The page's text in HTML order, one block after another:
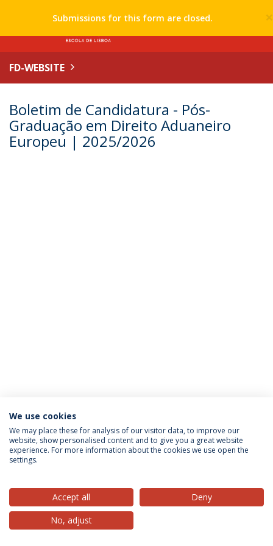
×
Submissions for this form are closed.
FD-WEBSITE
Boletim de Candidatura - Pós-
Graduação em Direito Aduaneiro
Europeu | 2025/2026
Política de Privacidade
Termos & Condições
Direitos do Titular dos Dados
© 2026 Universidade Católica Portuguesa
We use cookies
We may place these for analysis of our visitor data, to improve our
website, show personalised content and to give you a great website
experience. For more information about the cookies we use open the
settings.
Accept all
Deny
No, adjust